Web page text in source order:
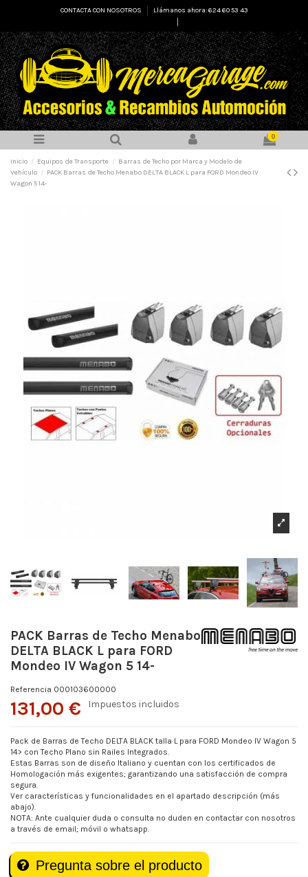
CONTACTA CON NOSOTROS
Llámanos ahora: 624 60 53 43
0
Inicio Equipos de Transporte
Barras de Techo por Marca y Modelo de
Vehículo
PACK Barras de Techo Menabo DELTA BLACK L para FORD Mondeo IV
Wagon 5 14-
PACK Barras de Techo Menabo
DELTA BLACK L para FORD
Mondeo IV Wagon 5 14-
Referencia 000103600000
131,00 € Impuestos incluidos
Pack de Barras de Techo DELTA BLACK talla L para FORD Mondeo IV Wagon 5
14> con Techo Plano sin Railes Integrados.
Estas Barras son de diseño Italiano y cuentan con los certificados de
Homologación más exigentes; garantizando una satisfacción de compra
segura.
Ver características y funcionalidades en el apartado descripción (más
abajo).
NOTA: Ante cualquier duda o consulta no duden en contactar con nosotros
a través de email; móvil o whatsapp.
Pregunta sobre el producto